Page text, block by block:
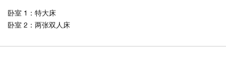
卧室 1：特大床
卧室 2：两张双人床